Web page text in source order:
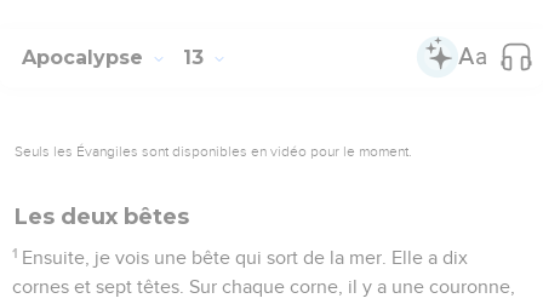
Apocalypse 13
Seuls les Évangiles sont disponibles en vidéo pour le moment.
Les deux bêtes
1 Ensuite, je vois une bête qui sort de la mer. Elle a dix
cornes et sept têtes. Sur chaque corne, il y a une couronne,